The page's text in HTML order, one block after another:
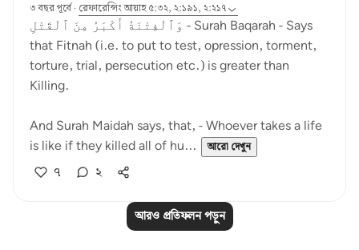
৩ বছর পূর্বে· রেফারেন্সিংআয়াহ ৫:৩২, ২:১৯১, ২:২১৭
وَٱلْفِتْنَةُ أَكْبَرُ مِنَ ٱلْقَتْلِ - Surah Baqarah - Says
that Fitnah (i.e. to put to test, opression, torment,
torture, trial, persecution etc.) is greater than
Killing.
And Surah Maidah says, that, - Whoever takes a life
is like if they killed all of hu...
আরো দেখুন
৭ ২
আরও প্রতিফলন পড়ুন